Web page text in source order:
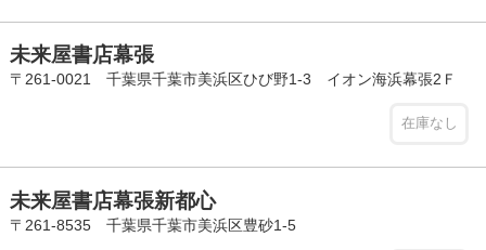
未来屋書店幕張
〒261-0021 千葉県千葉市美浜区ひび野1-3 イオン海浜幕張2Ｆ
在庫なし
未来屋書店幕張新都心
〒261-8535 千葉県千葉市美浜区豊砂1-5